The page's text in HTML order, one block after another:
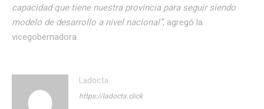
capacidad que tiene nuestra provincia para seguir siendo
modelo de desarrollo a nivel nacional”, agregó la
vicegobernadora.
Ladocta
https://ladocta.click